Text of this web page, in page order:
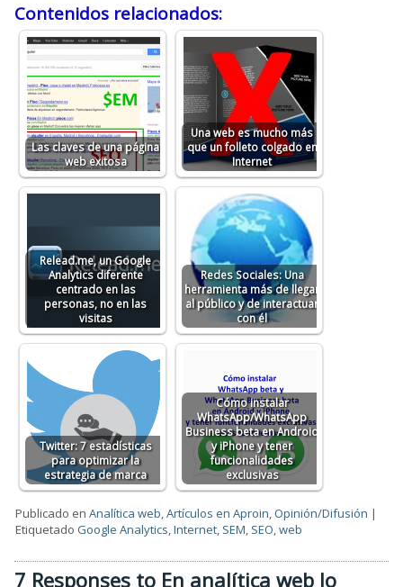
Contenidos relacionados:
Las claves de una página
web exitosa
Una web es mucho más
que un folleto colgado en
Internet
Relead.me, un Google
Analytics diferente
centrado en las
personas, no en las
visitas
Redes Sociales: Una
herramienta más de llegar
al público y de interactuar
con él
Twitter: 7 estadísticas
para optimizar la
estrategia de marca
Cómo instalar
WhatsApp/WhatsApp
Business beta en Android
y iPhone y tener
funcionalidades
exclusivas
Publicado en Analítica web,Artículos en Aproin, Opinión/Difusión |
Etiquetado Google Analytics,Internet, SEM, SEO,web
7 Responses to En analítica web lo